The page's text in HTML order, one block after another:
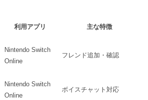
利用アプリ 主な特徴
Nintendo Switch
Online
フレンド追加・確認
Nintendo Switch
Online
ボイスチャット対応